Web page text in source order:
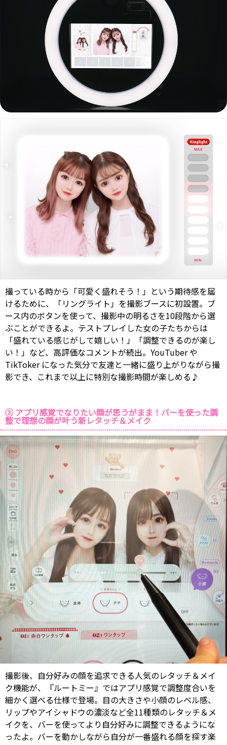
撮っている時から「可愛く盛れそう！」という期待感を届
けるために、「リングライト」を撮影ブースに初設置。ブ
ース内のボタンを使って、撮影中の明るさを10段階から選
ぶことができるよ。テストプレイした女の子たちからは
「盛れている感じがして嬉しい！」「調整できるのが楽し
い！」など、高評価なコメントが続出。YouTuber や
TikToker になった気分で友達と一緒に盛り上がりながら撮
影でき、これまで以上に特別な撮影時間が楽しめる♪
③ アプリ感覚でなりたい顔が思うがまま！バーを使った調
整で理想の顔が叶う新レタッチ＆メイク
撮影後、自分好みの顔を追求できる人気のレタッチ＆メイ
ク機能が、『ルートミー』ではアプリ感覚で調整度合いを
細かく選べる仕様で登場。目の大きさや小顔のレベル感、
リップやアイシャドウの濃淡など全11種類のレタッチ＆メ
イクを、バーを使ってより自分好みに調整できるようにな
ったよ。バーを動かしながら自分が一番盛れる顔を探す楽